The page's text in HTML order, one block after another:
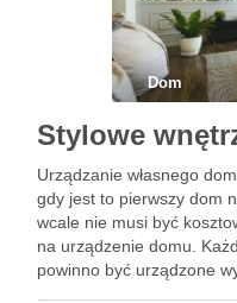
Dom
Stylowe
Urządzanie własnego
gdy jest to pierwszy dom
wcale nie musi być
na urządzenie domu.
powinno być urządzone